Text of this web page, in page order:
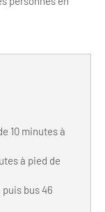
10 minutes à
à pied de
bus 46